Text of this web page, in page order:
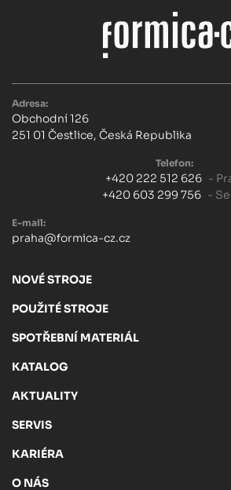
Adresa:
Obchodní 126
251 01 Čestlice, Česká Republika
Telefon:
+420 222 512 626 -
+420 603 299 756 -
E-mail:
praha@formica-cz.cz
NOVÉ STROJE
POUŽITÉ STROJE
SPOTŘEBNÍ MATERIÁL
KATALOG
AKTUALITY
SERVIS
KARIÉRA
O NÁS